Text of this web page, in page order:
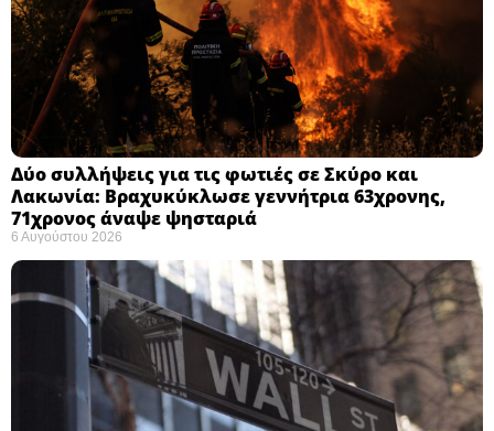
Δύο συλλήψεις για τις φωτιές σε Σκύρο και
Λακωνία: Βραχυκύκλωσε γεννήτρια 63χρονης,
71χρονος άναψε ψησταριά
6 Αυγούστου 2026